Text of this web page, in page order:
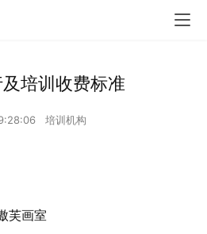
培训收费标准
培训机构
芙画室